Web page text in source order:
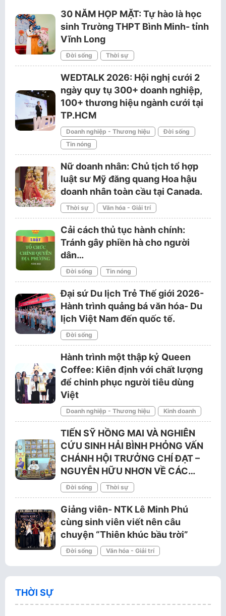
30 NĂM HỌP MẶT: Tự hào là học
sinh Trường THPT Bình Minh- tỉnh
Vĩnh Long
Đời sống Thời sự
WEDTALK 2026: Hội nghị cưới 2
ngày quy tụ 300+ doanh nghiệp,
100+ thương hiệu ngành cưới tại
TP.HCM
Doanh nghiệp - Thương hiệu
Đời sống
Tin nóng
Nữ doanh nhân: Chủ tịch tổ hợp
luật sư Mỹ đăng quang Hoa hậu
doanh nhân toàn cầu tại Canada.
Thời sự Văn hóa - Giải trí
Cải cách thủ tục hành chính:
Tránh gây phiền hà cho người
dân…
Đời sống Tin nóng
Đại sứ Du lịch Trẻ Thế giới 2026-
Hành trình quảng bá văn hóa- Du
lịch Việt Nam đến quốc tế.
Đời sống
Hành trình một thập kỷ Queen
Coffee: Kiên định với chất lượng
để chinh phục người tiêu dùng
Việt
Doanh nghiệp - Thương hiệu Kinh doanh
TIẾN SỸ HỒNG MAI VÀ NGHIÊN
CỨU SINH HẢI BÌNH PHỎNG VẤN
CHÁNH HỘI TRƯỞNG CHÍ ĐẠT –
NGUYỄN HỮU NHƠN VỀ CÁC…
Đời sống Thời sự
Giảng viên- NTK Lê Minh Phú
cùng sinh viên viết nên câu
chuyện “Thiên khúc bầu trời”
Đời sống Văn hóa - Giải trí
THỜI SỰ